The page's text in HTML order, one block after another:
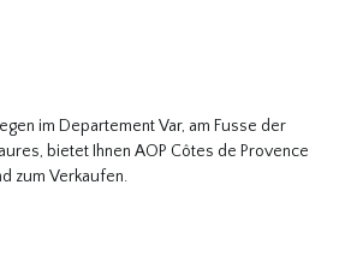
im Departement Var, am Fusse der
bietet Ihnen AOP Côtes de Provence
zum Verkaufen.